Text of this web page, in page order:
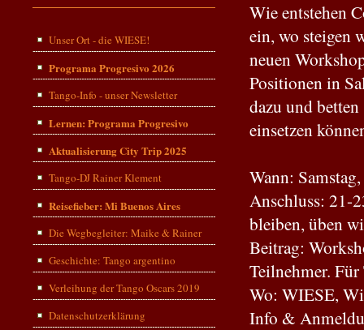
Unser Ort - die WIESE!
Programa Progresivo 2026
Tango-Info - unser Newsletter
Lernen: Programa Progresivo
Aktualisierung City Trip 2025
Tango-DJ Rainer Klement
Reisefieber: Mi Buenos Aires
Die Wegbegleiter: Maike & Rainer
Geschichte: Tango argentino
Verleihung der Tango Oscars 2019
Datenschutzerklärung
Wie entstehen
ein, wo steigen
neuen
Positionen in
dazu und
einsetzen
Wann:
Anschluss: 21-
bleiben, üben
Beitrag:
Teilnehmer.
Wo: WIESE,
Info &